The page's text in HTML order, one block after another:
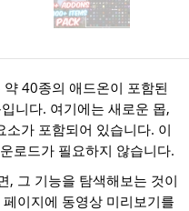
40종의 애드온이 포함된
니다. 여기에는 새로운 몹,
가 포함되어 있습니다. 이
로드가 필요하지 않습니다.
, 그 기능을 탐색해보는 것이
이지에 동영상 미리보기를